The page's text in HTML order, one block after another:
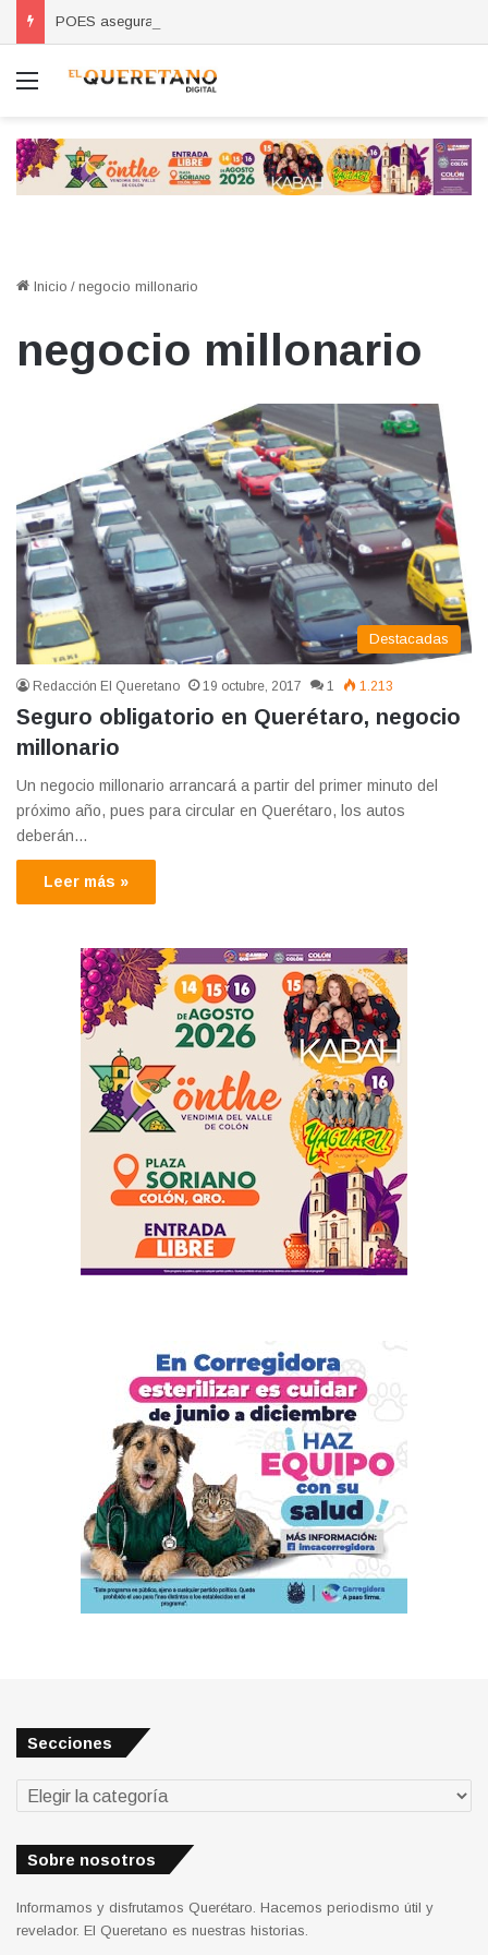
Menú
Inicio / negocio millonario
negocio millonario
Destacadas
Redacción El Queretano 19 octubre, 2017 1 1.213
Seguro obligatorio en Querétaro, negocio
millonario
Un negocio millonario arrancará a partir del primer minuto del
próximo año, pues para circular en Querétaro, los autos
deberán…
Leer más »
Secciones
Secciones
Sobre nosotros
Informamos y disfrutamos Querétaro. Hacemos periodismo útil y
revelador. El Queretano es nuestras historias.